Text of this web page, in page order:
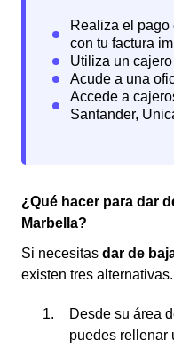
¿Qué hacer para dar
Marbella?
Si necesitas dar de
existen tres alternativas.
Desde su área
puedes rellenar